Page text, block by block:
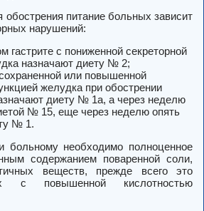
обострения питание больных зависит
нарушений:
гастрите с пониженной секреторной
назначают диету № 2;
или повышенной
желудка при обострении
диету № 1а, а через неделю
№ 15, еще через неделю опять
№ 1.
больному необходимо полноценное
содержанием поваренной соли,
веществ, прежде всего это
с повышенной кислотностью